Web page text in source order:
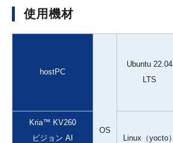
使用機材
hostPC
OS
Ubuntu 22.04
LTS
Kria™ KV260
ビジョン AI
Linux（yocto）